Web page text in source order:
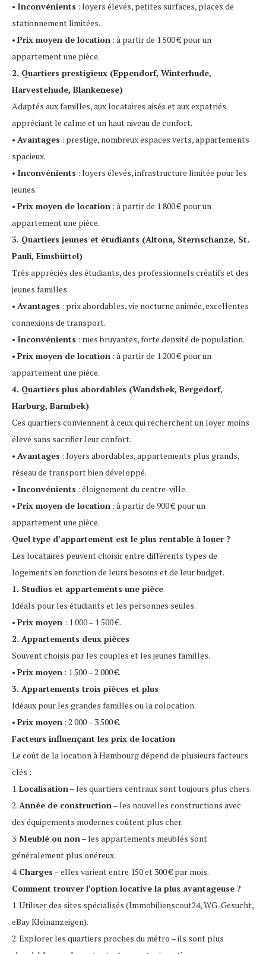
• Inconvénients : loyers élevés, petites surfaces, places de
stationnement limitées.
• Prix moyen de location : à partir de 1 500 € pour un
appartement une pièce.
2. Quartiers prestigieux (Eppendorf, Winterhude,
Harvestehude, Blankenese)
Adaptés aux familles, aux locataires aisés et aux expatriés
appréciant le calme et un haut niveau de confort.
• Avantages : prestige, nombreux espaces verts, appartements
spacieux.
• Inconvénients : loyers élevés, infrastructure limitée pour les
jeunes.
• Prix moyen de location : à partir de 1 800 € pour un
appartement une pièce.
3. Quartiers jeunes et étudiants (Altona, Sternschanze, St.
Pauli, Eimsbüttel)
Très appréciés des étudiants, des professionnels créatifs et des
jeunes familles.
• Avantages : prix abordables, vie nocturne animée, excellentes
connexions de transport.
• Inconvénients : rues bruyantes, forte densité de population.
• Prix moyen de location : à partir de 1 200 € pour un
appartement une pièce.
4. Quartiers plus abordables (Wandsbek, Bergedorf,
Harburg, Barmbek)
Ces quartiers conviennent à ceux qui recherchent un loyer moins
élevé sans sacrifier leur confort.
• Avantages : loyers abordables, appartements plus grands,
réseau de transport bien développé.
• Inconvénients : éloignement du centre-ville.
• Prix moyen de location : à partir de 900 € pour un
appartement une pièce.
Quel type d’appartement est le plus rentable à louer ?
Les locataires peuvent choisir entre différents types de
logements en fonction de leurs besoins et de leur budget.
1. Studios et appartements une pièce
Idéals pour les étudiants et les personnes seules.
• Prix moyen : 1 000 – 1 500 €.
2. Appartements deux pièces
Souvent choisis par les couples et les jeunes familles.
• Prix moyen : 1 500 – 2 000 €.
3. Appartements trois pièces et plus
Idéaux pour les grandes familles ou la colocation.
• Prix moyen : 2 000 – 3 500 €.
Facteurs influençant les prix de location
Le coût de la location à Hambourg dépend de plusieurs facteurs
clés :
1.Localisation– les quartiers centraux sont toujours plus chers.
2.Année de construction– les nouvelles constructions avec
des équipements modernes coûtent plus cher.
3.Meublé ou non– les appartements meublés sont
généralement plus onéreux.
4. Charges – elles varient entre 150 et 300 € par mois.
Comment trouver l’option locative la plus avantageuse ?
1. Utiliser des sites spécialisés (Immobilienscout24, WG-Gesucht,
eBay Kleinanzeigen).
2. Explorer les quartiers proches du métro – ils sont plus